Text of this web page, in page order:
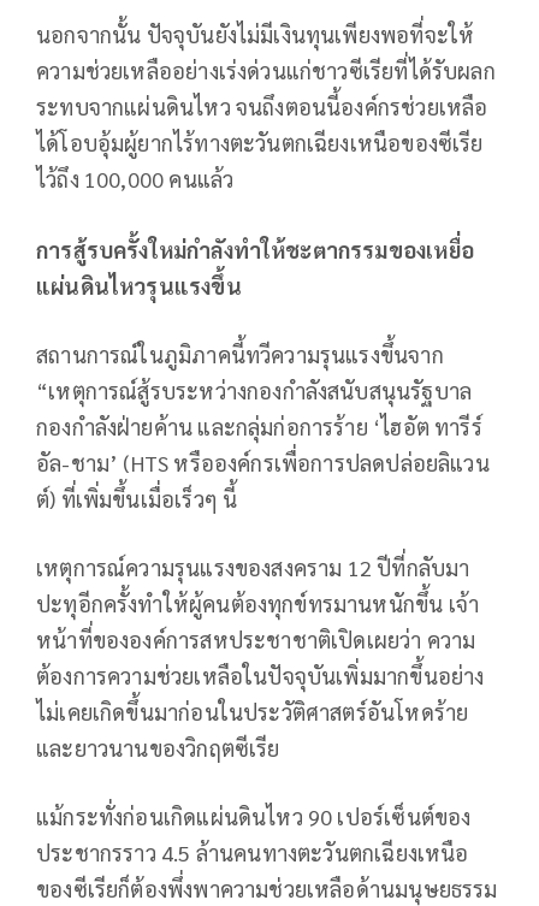
นอกจากนั้น ปัจจุบันยังไม่มีเงินทุนเพียงพอที่จะให้
ความช่วยเหลืออย่างเร่งด่วนแก่ชาวซีเรียที่ได้รับผลก
ระทบจากแผ่นดินไหว จนถึงตอนนี้องค์กรช่วยเหลือ
ได้โอบอุ้มผู้ยากไร้ทางตะวันตกเฉียงเหนือของซีเรีย
ไว้ถึง 100,000 คนแล้ว
การสู้รบครั้งใหม่กำลังทำให้ชะตากรรมของเหยื่อ
แผ่นดินไหวรุนแรงขึ้น
สถานการณ์ในภูมิภาคนี้ทวีความรุนแรงขึ้นจาก
“เหตุการณ์สู้รบระหว่างกองกำลังสนับสนุนรัฐบาล
กองกำลังฝ่ายค้าน และกลุ่มก่อการร้าย ‘ไฮอัต ทารีร์
อัล-ชาม’ (HTS หรือองค์กรเพื่อการปลดปล่อยลิแวน
ต์) ที่เพิ่มขึ้นเมื่อเร็วๆ นี้
เหตุการณ์ความรุนแรงของสงคราม 12 ปีที่กลับมา
ปะทุอีกครั้งทำให้ผู้คนต้องทุกข์ทรมานหนักขึ้น เจ้า
หน้าที่ขององค์การสหประชาชาติเปิดเผยว่า ความ
ต้องการความช่วยเหลือในปัจจุบันเพิ่มมากขึ้นอย่าง
ไม่เคยเกิดขึ้นมาก่อนในประวัติศาสตร์อันโหดร้าย
และยาวนานของวิกฤตซีเรีย
แม้กระทั่งก่อนเกิดแผ่นดินไหว 90 เปอร์เซ็นต์ของ
ประชากรราว 4.5 ล้านคนทางตะวันตกเฉียงเหนือ
ของซีเรียก็ต้องพึ่งพาความช่วยเหลือด้านมนุษยธรรม